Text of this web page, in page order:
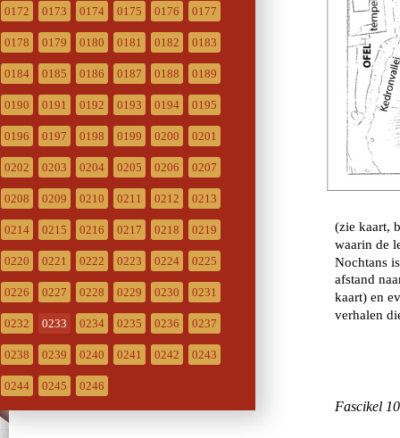
0172 0173 0174 0175 0176 0177
0178 0179 0180 0181 0182 0183
0184 0185 0186 0187 0188 0189
0190 0191 0192 0193 0194 0195
0196 0197 0198 0199 0200 0201
0202 0203 0204 0205 0206 0207
0208 0209 0210 0211 0212 0213
0214 0215 0216 0217 0218 0219
0220 0221 0222 0223 0224 0225
0226 0227 0228 0229 0230 0231
0232 0233 0234 0235 0236 0237
0238 0239 0240 0241 0242 0243
0244 0245 0246